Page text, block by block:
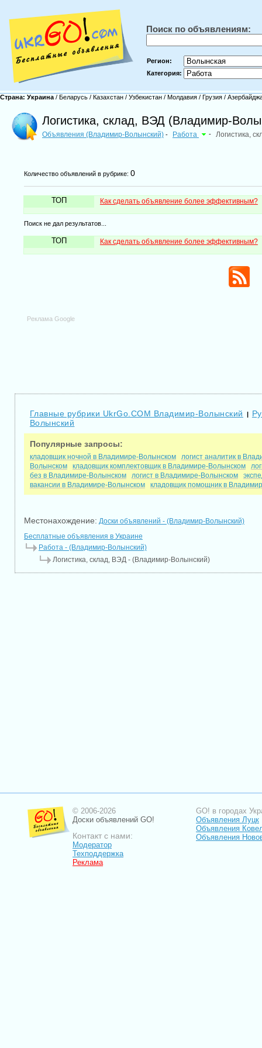
Поиск по объявлениям:
Регион:
Категория:
Страна: Украина / Беларусь / Казахстан / Узбекистан / Молдавия / Грузия /
Логистика, склад, ВЭД (Владимир-
Объявления (Владимир-Волынский) - Работа - Логистика,
Количество объявлений в рубрике: 0
ТОП Как сделать объявление более эффективным?
Поиск не дал результатов...
ТОП Как сделать объявление более эффективным?
Реклама Google
Главные рубрики UkrGo.COM Владимир-Волынский |
Волынский
Популярные запросы:
кладовщик ночной в Владимире-Волынском
логист аналитик в
Волынском
кладовщик комплектовщик в Владимире-Волынском
без в Владимире-Волынском
логист в Владимире-Волынском
вакансии в Владимире-Волынском
кладовщик помощник в
Местонахождение: Доски объявлений - (Владимир-Волынский)
Бесплатные объявления в Украине
Работа - (Владимир-Волынский)
Логистика, склад, ВЭД - (Владимир-Волынский)
© 2006-2026
Доски объявлений GO!
Контакт с нами:
Модератор
Техподдержка
Реклама
GO! в городах
Объявления Луцк
Объявления
Объявления